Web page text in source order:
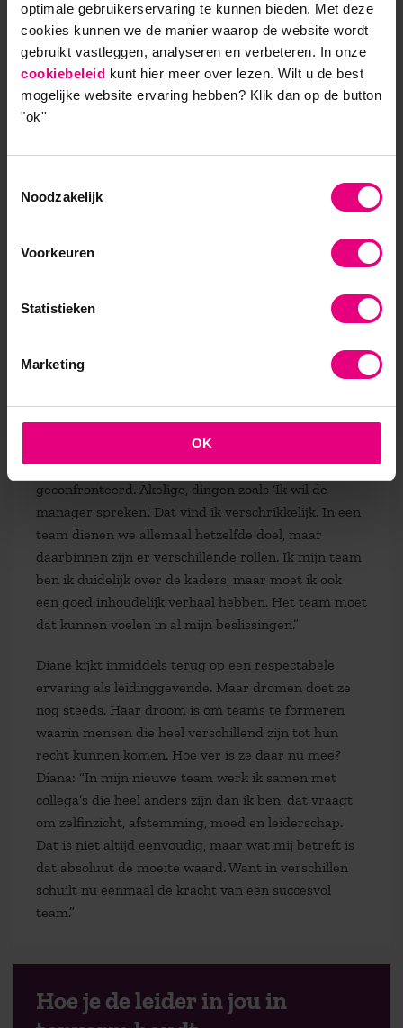
optimale gebruikerservaring te kunnen bieden. Met deze
cookies kunnen we de manier waarop de website wordt
gebruikt vastleggen, analyseren en verbeteren. In onze
cookiebeleid kunt hier meer over lezen. Wilt u de best
mogelijke website ervaring hebben? Klik dan op de button
"ok''
Noodzakelijk
Voorkeuren
Statistieken
Marketing
OK
Sinds ze de leergang NILO heeft gevolgd is ze zich
meer bewust van de keuzes die ze kan maken in
haar rol als leidinggevende. Ze heeft een duidelijke,
eigen visie ontwikkeld op de inhoud en geleerd dat
ze daarop kan vertrouwen, net zoals ze op zichzelf
management alleen top down vorm kon krijgen,
opvatting over. Diana: “Voor mij is leiderschap
moet een visie hebben, daadkracht en liefst ook nog
charisma, maar juist de context is belangrijk. Kijken
Mensen tot hun recht laten komen. Is dat Nieuw
Leiderschap, wat voor mij staat voor hiërarchisch
Ik ben allergisch voor de top-downstructuur die
daarmee samenhangt. Maar die is er natuurlijk nog
wel en daar word ik ook nog steeds mee
geconfronteerd. Akelige, dingen zoals ‘Ik wil de
manager spreken’. Dat vind ik verschrikkelijk. In een
team dienen we allemaal hetzelfde doel, maar
daarbinnen zijn er verschillende rollen. Ik mijn team
ben ik duidelijk over de kaders, maar moet ik ook
een goed inhoudelijk verhaal hebben. Het team moet
dat kunnen voelen in al mijn beslissingen.”
Diane kijkt inmiddels terug op een respectabele
ervaring als leidinggevende. Maar dromen doet ze
nog steeds. Haar droom is om teams te formeren
waarin mensen die heel verschillend zijn tot hun
recht kunnen komen. Hoe ver is ze daar nu mee?
Diana: “In mijn nieuwe team werk ik samen met
collega’s die heel anders zijn dan ik ben, dat vraagt
om zelfinzicht, afstemming, moed en leiderschap.
Dat is niet altijd eenvoudig, maar wat mij betreft is
dat absoluut de moeite waard. Want in verschillen
schuilt nu eenmaal de kracht van een succesvol
team.”
Hoe je de leider in jou in